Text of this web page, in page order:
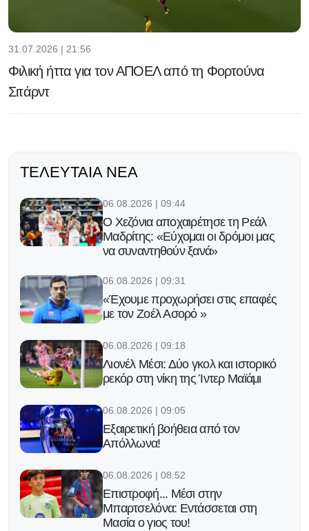
31.07.2026 | 21:56
Φιλική ήττα για τον ΑΠΟΕΛ από τη Φορτούνα
Σιτάρντ
ΤΕΛΕΥΤΑΊΑ ΝΈΑ
06.08.2026 | 09:44
Ο Χεζόνια αποχαιρέτησε τη Ρεάλ
Μαδρίτης: «Εύχομαι οι δρόμοι μας
να συναντηθούν ξανά»
06.08.2026 | 09:31
«Έχουμε προχωρήσει στις επαφές
με τον Ζοέλ Ασορό »
06.08.2026 | 09:18
Λιονέλ Μέσι: Δύο γκολ και ιστορικό
ρεκόρ στη νίκη της Ίντερ Μαϊάμι
06.08.2026 | 09:05
Εξαιρετική βοήθεια από τον
Απόλλωνα!
06.08.2026 | 08:52
Επιστροφή... Μέσι στην
Μπαρτσελόνα: Εντάσσεται στη
Μασία ο γιος του!